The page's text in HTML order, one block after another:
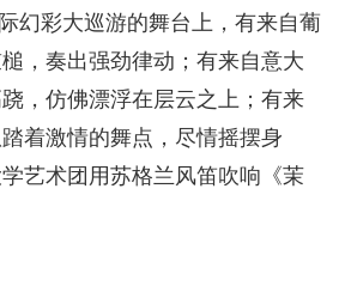
彩大巡游的舞台上，有来自葡
，奏出强劲律动；有来自意大
，仿佛漂浮在层云之上；有来
着激情的舞点，尽情摇摆身
艺术团用苏格兰风笛吹响《茉